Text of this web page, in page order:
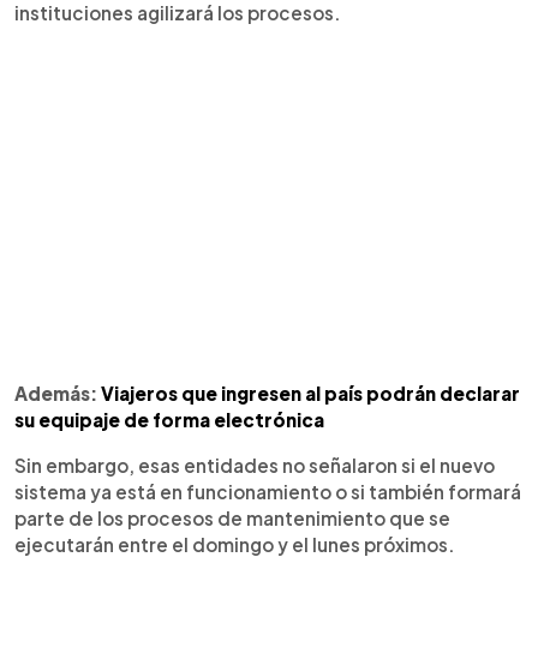
instituciones agilizará los procesos.
Además: Viajeros que ingresen al país podrán declarar
su equipaje de forma electrónica
Sin embargo, esas entidades no señalaron si el nuevo
sistema ya está en funcionamiento o si también formará
parte de los procesos de mantenimiento que se
ejecutarán entre el domingo y el lunes próximos.